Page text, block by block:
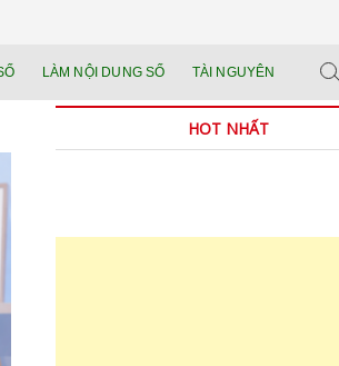
trong thời đại AI
LÀM NỘI DUNG SỐ TÀI NGUYÊN
HOT NHẤT